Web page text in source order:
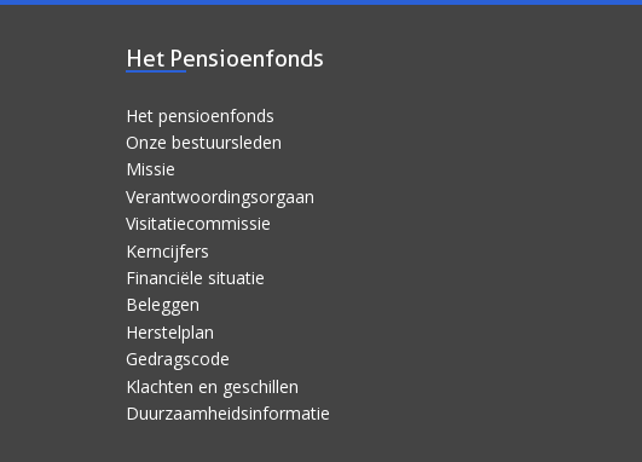
Het Pensioenfonds
Het pensioenfonds
Onze bestuursleden
Missie
Verantwoordingsorgaan
Visitatiecommissie
Kerncijfers
Financiële situatie
Beleggen
Herstelplan
Gedragscode
Klachten en geschillen
Duurzaamheidsinformatie